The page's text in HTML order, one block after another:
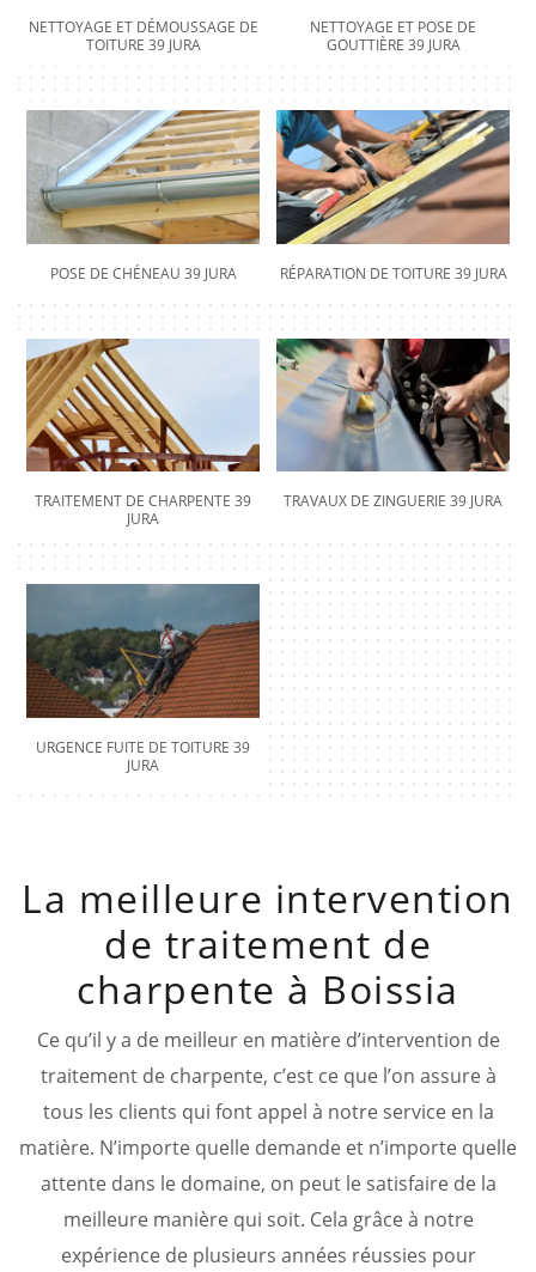
NETTOYAGE ET DÉMOUSSAGE DE
TOITURE 39 JURA
NETTOYAGE ET POSE DE
GOUTTIÈRE 39 JURA
POSE DE CHÉNEAU 39 JURA RÉPARATION DE TOITURE 39 JURA
TRAITEMENT DE CHARPENTE 39
JURA
TRAVAUX DE ZINGUERIE 39 JURA
URGENCE FUITE DE TOITURE 39
JURA
La meilleure intervention
de traitement de
charpente à Boissia
Ce qu’il y a de meilleur en matière d’intervention de
traitement de charpente, c’est ce que l’on assure à
tous les clients qui font appel à notre service en la
matière. N’importe quelle demande et n’importe quelle
attente dans le domaine, on peut le satisfaire de la
meilleure manière qui soit. Cela grâce à notre
expérience de plusieurs années réussies pour